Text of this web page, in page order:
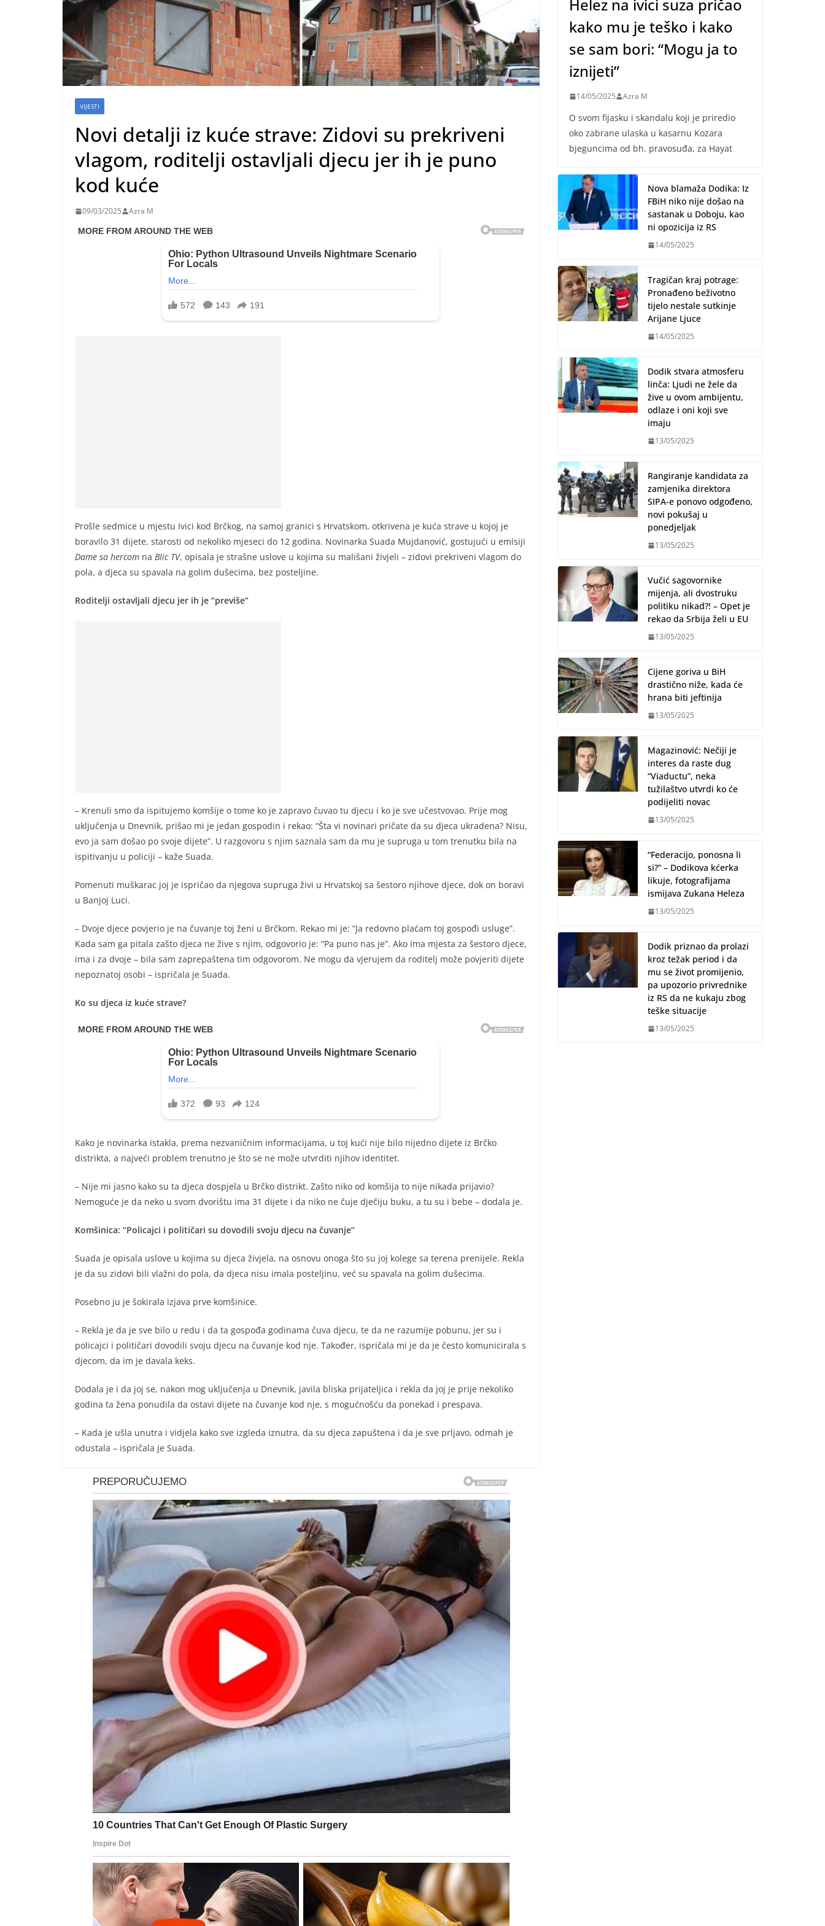
VIJESTI
Novi detalji iz kuće strave: Zidovi su prekriveni
vlagom, roditelji ostavljali djecu jer ih je puno
kod kuće
09/03/2025 Azra M
Prošle sedmice u mjestu Ivici kod Brčkog, na samoj granici s Hrvatskom, otkrivena je kuća strave u kojoj je
boravilo 31 dijete, starosti od nekoliko mjeseci do 12 godina. Novinarka Suada Mujdanović, gostujući u emisiji
Dame sa hercom na Blic TV, opisala je strašne uslove u kojima su mališani živjeli – zidovi prekriveni vlagom do
pola, a djeca su spavala na golim dušecima, bez posteljine.
Roditelji ostavljali djecu jer ih je “previše”
– Krenuli smo da ispitujemo komšije o tome ko je zapravo čuvao tu djecu i ko je sve učestvovao. Prije mog
uključenja u Dnevnik, prišao mi je jedan gospodin i rekao: “Šta vi novinari pričate da su djeca ukradena? Nisu,
evo ja sam došao po svoje dijete”. U razgovoru s njim saznala sam da mu je supruga u tom trenutku bila na
ispitivanju u policiji – kaže Suada.
Pomenuti muškarac joj je ispričao da njegova supruga živi u Hrvatskoj sa šestoro njihove djece, dok on boravi
u Banjoj Luci.
– Dvoje djece povjerio je na čuvanje toj ženi u Brčkom. Rekao mi je: “Ja redovno plaćam toj gospođi usluge”.
Kada sam ga pitala zašto djeca ne žive s njim, odgovorio je: “Pa puno nas je”. Ako ima mjesta za šestoro djece,
ima i za dvoje – bila sam zaprepaštena tim odgovorom. Ne mogu da vjerujem da roditelj može povjeriti dijete
nepoznatoj osobi – ispričala je Suada.
Ko su djeca iz kuće strave?
Kako je novinarka istakla, prema nezvaničnim informacijama, u toj kući nije bilo nijedno dijete iz Brčko
distrikta, a najveći problem trenutno je što se ne može utvrditi njihov identitet.
– Nije mi jasno kako su ta djeca dospjela u Brčko distrikt. Zašto niko od komšija to nije nikada prijavio?
Nemoguće je da neko u svom dvorištu ima 31 dijete i da niko ne čuje dječiju buku, a tu su i bebe – dodala je.
Komšinica: “Policajci i političari su dovodili svoju djecu na čuvanje”
Suada je opisala uslove u kojima su djeca živjela, na osnovu onoga što su joj kolege sa terena prenijele. Rekla
je da su zidovi bili vlažni do pola, da djeca nisu imala posteljinu, već su spavala na golim dušecima.
Posebno ju je šokirala izjava prve komšinice.
– Rekla je da je sve bilo u redu i da ta gospođa godinama čuva djecu, te da ne razumije pobunu, jer su i
policajci i političari dovodili svoju djecu na čuvanje kod nje. Također, ispričala mi je da je često komunicirala s
djecom, da im je davala keks.
Dodala je i da joj se, nakon mog uključenja u Dnevnik, javila bliska prijateljica i rekla da joj je prije nekoliko
godina ta žena ponudila da ostavi dijete na čuvanje kod nje, s mogućnošću da ponekad i prespava.
– Kada je ušla unutra i vidjela kako sve izgleda iznutra, da su djeca zapuštena i da je sve prljavo, odmah je
odustala – ispričala je Suada.
Helez na ivici suza pričao
kako mu je teško i kako
se sam bori: “Mogu ja to
iznijeti”
14/05/2025 Azra M
O svom fijasku i skandalu koji je priredio
oko zabrane ulaska u kasarnu Kozara
bjeguncima od bh. pravosuđa, za Hayat
Nova blamaža Dodika: Iz
FBiH niko nije došao na
sastanak u Doboju, kao
ni opozicija iz RS
14/05/2025
Tragičan kraj potrage:
Pronađeno beživotno
tijelo nestale sutkinje
Arijane Ljuce
14/05/2025
Dodik stvara atmosferu
linča: Ljudi ne žele da
žive u ovom ambijentu,
odlaze i oni koji sve
imaju
13/05/2025
Rangiranje kandidata za
zamjenika direktora
SIPA-e ponovo odgođeno,
novi pokušaj u
ponedjeljak
13/05/2025
Vučić sagovornike
mijenja, ali dvostruku
politiku nikad?! – Opet je
rekao da Srbija želi u EU
13/05/2025
Cijene goriva u BiH
drastično niže, kada će
hrana biti jeftinija
13/05/2025
Magazinović: Nečiji je
interes da raste dug
“Viaductu”, neka
tužilaštvo utvrdi ko će
podijeliti novac
13/05/2025
“Federacijo, ponosna li
si?” – Dodikova kćerka
likuje, fotografijama
ismijava Zukana Heleza
13/05/2025
Dodik priznao da prolazi
kroz težak period i da
mu se život promijenio,
pa upozorio privrednike
iz RS da ne kukaju zbog
teške situacije
13/05/2025